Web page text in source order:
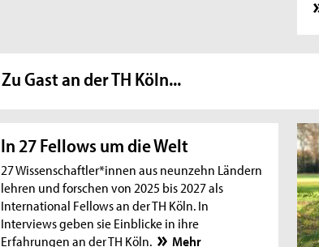
Zu Gast an der TH Köln...
In 27 Fellows um die Welt
27 Wissenschaftler*innen aus neunzehn Ländern
lehren und forschen von 2025 bis 2027 als
International Fellows an der TH Köln. In
Interviews geben sie Einblicke in ihre
Erfahrungen an der TH Köln.
Mehr